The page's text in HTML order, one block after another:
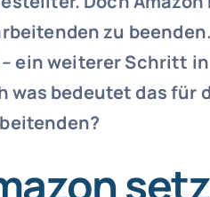
zu
ein weiterer Schritt in
was bedeutet das für